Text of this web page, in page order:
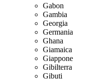
Gabon
Gambia
Georgia
Germania
Ghana
Giamaica
Giappone
Gibilterra
Gibuti